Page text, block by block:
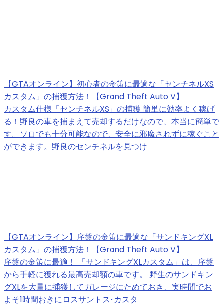
【GTAオンライン】初心者の金策に最適な「センチネルXS
カスタム」の捕獲方法！【Grand Theft Auto V】
カスタム仕様「センチネルXS」の捕獲 簡単に効率よく稼げ
る！野良の車を捕まえて売却するだけなので、本当に簡単で
す。ソロでも十分可能なので、安全に邪魔されずに稼ぐこと
ができます。野良のセンチネルを見つけ
【GTAオンライン】序盤の金策に最適な「サンドキングXL
カスタム」の捕獲方法！【Grand Theft Auto V】
序盤の金策に最適！ 「サンドキングXLカスタム」は、序盤
から手軽に獲れる最高売却額の車です。 野生のサンドキン
グXLを大量に捕獲してガレージにためておき、実時間でお
よそ1時間おきにロスサントス･カスタ